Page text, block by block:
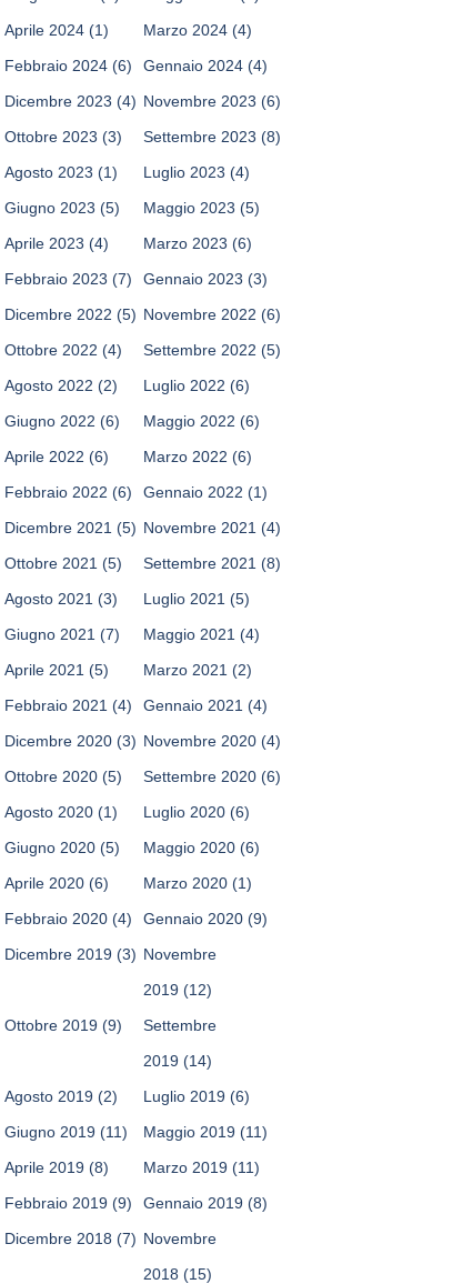
Aprile 2024 (1) Marzo 2024 (4)
Febbraio 2024 (6) Gennaio 2024 (4)
Dicembre 2023 (4) Novembre 2023 (6)
Ottobre 2023 (3) Settembre 2023 (8)
Agosto 2023 (1) Luglio 2023 (4)
Giugno 2023 (5) Maggio 2023 (5)
Aprile 2023 (4) Marzo 2023 (6)
Febbraio 2023 (7) Gennaio 2023 (3)
Dicembre 2022 (5) Novembre 2022 (6)
Ottobre 2022 (4) Settembre 2022 (5)
Agosto 2022 (2) Luglio 2022 (6)
Giugno 2022 (6) Maggio 2022 (6)
Aprile 2022 (6) Marzo 2022 (6)
Febbraio 2022 (6) Gennaio 2022 (1)
Dicembre 2021 (5) Novembre 2021 (4)
Ottobre 2021 (5) Settembre 2021 (8)
Agosto 2021 (3) Luglio 2021 (5)
Giugno 2021 (7) Maggio 2021 (4)
Aprile 2021 (5) Marzo 2021 (2)
Febbraio 2021 (4) Gennaio 2021 (4)
Dicembre 2020 (3) Novembre 2020 (4)
Ottobre 2020 (5) Settembre 2020 (6)
Agosto 2020 (1) Luglio 2020 (6)
Giugno 2020 (5) Maggio 2020 (6)
Aprile 2020 (6) Marzo 2020 (1)
Febbraio 2020 (4) Gennaio 2020 (9)
Dicembre 2019 (3) Novembre
2019 (12)
Ottobre 2019 (9)
Settembre
2019 (14)
Agosto 2019 (2) Luglio 2019 (6)
Giugno 2019 (11) Maggio 2019 (11)
Aprile 2019 (8) Marzo 2019 (11)
Febbraio 2019 (9) Gennaio 2019 (8)
Dicembre 2018 (7) Novembre
2018 (15)